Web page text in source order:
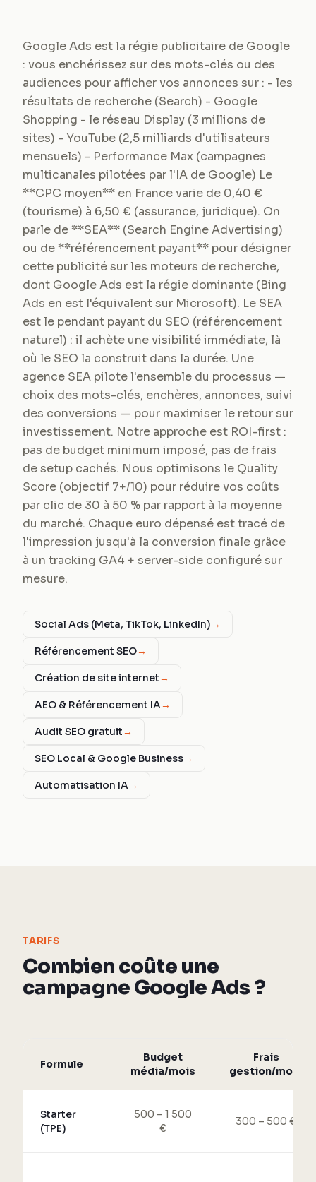
Google Ads est la régie publicitaire de Google
: vous enchérissez sur des mots-clés ou des
audiences pour afficher vos annonces sur : - les
résultats de recherche (Search) - Google
Shopping - le réseau Display (3 millions de
sites) - YouTube (2,5 milliards d'utilisateurs
mensuels) - Performance Max (campagnes
multicanales pilotées par l'IA de Google) Le
**CPC moyen** en France varie de 0,40 €
(tourisme) à 6,50 € (assurance, juridique). On
parle de **SEA** (Search Engine Advertising)
ou de **référencement payant** pour désigner
cette publicité sur les moteurs de recherche,
dont Google Ads est la régie dominante (Bing
Ads en est l'équivalent sur Microsoft). Le SEA
est le pendant payant du SEO (référencement
naturel) : il achète une visibilité immédiate, là
où le SEO la construit dans la durée. Une
agence SEA pilote l'ensemble du processus —
choix des mots-clés, enchères, annonces, suivi
des conversions — pour maximiser le retour sur
investissement. Notre approche est ROI-first :
pas de budget minimum imposé, pas de frais
de setup cachés. Nous optimisons le Quality
Score (objectif 7+/10) pour réduire vos coûts
par clic de 30 à 50 % par rapport à la moyenne
du marché. Chaque euro dépensé est tracé de
l'impression jusqu'à la conversion finale grâce
à un tracking GA4 + server-side configuré sur
mesure.
Social Ads (Meta, TikTok, LinkedIn)→
Référencement SEO→
Création de site internet→
AEO & Référencement IA→
Audit SEO gratuit→
SEO Local & Google Business→
Automatisation IA→
TARIFS
Combien coûte une
campagne Google Ads ?
Formule
Budget
média/mois
Frais
gestion/mois
Starter
(TPE)
500 – 1 500
€
300 – 500 €